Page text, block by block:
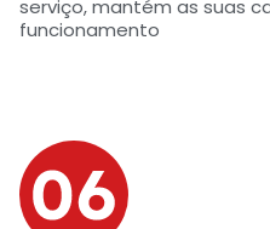
serviço, mantém as suas
funcionamento